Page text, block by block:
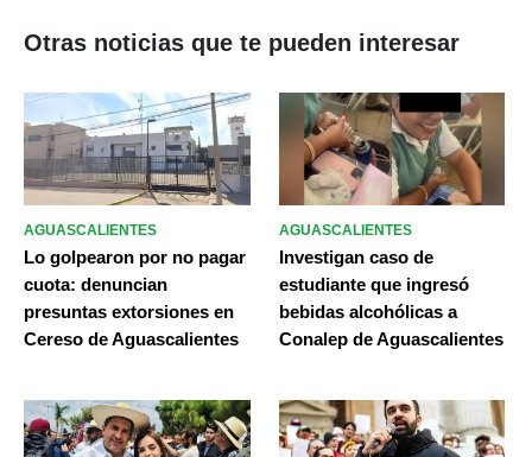
Otras noticias que te pueden interesar
AGUASCALIENTES
Lo golpearon por no pagar
cuota: denuncian
presuntas extorsiones en
Cereso de Aguascalientes
AGUASCALIENTES
Investigan caso de
estudiante que ingresó
bebidas alcohólicas a
Conalep de Aguascalientes